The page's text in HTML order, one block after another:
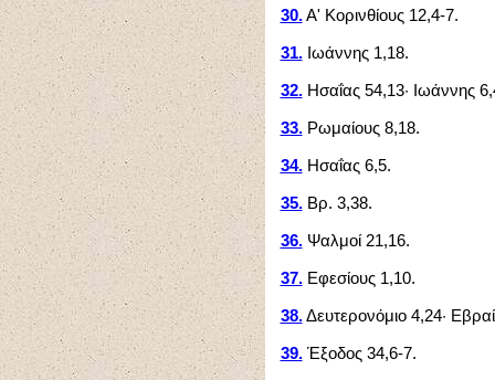
30.Α' Κορινθίους 12,4-7.
31.Ιωάννης 1,18.
32.Ησαΐας 54,13· Ιωάννης
33.Ρωμαίους 8,18.
34.Ησαΐας 6,5.
35.Βρ. 3,38.
36.Ψαλμοί 21,16.
37.Εφεσίους 1,10.
38.Δευτερονόμιο 4,24·
39.Έξοδος 34,6-7.